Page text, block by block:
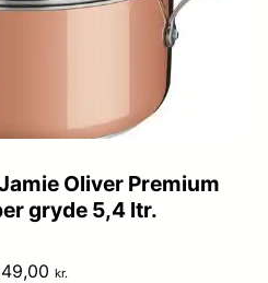
Oliver Premium
gryde 5,4 ltr.
kr.